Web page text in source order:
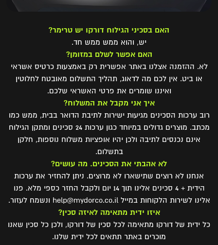
האם בסכיני הגילוח דורקו יש טרימר?
יש, והוא ממש ממש חד.
האם אפשר לשלם במזומן?
לא. ההזמנה אצלנו באתר אפשרית רק באמצעות כרטיס אשראי
או ביט. אין לכם מה לדאוג, תהליך התשלום מאובטח לחלוטין
ואיננו שומרים את פרטי האשראי שלכם.
איך אני מקבל את המשלוח?
רוב ערכות הסכינים מגיעות ישירות לתיבת הדואר בבית, ממש כמו
מכתב. מוצרים גדולים במיוחד כגון ערכות 24 סכינים ומתקן הגילוח
אינם נכנסים לתיבה ולכן יהיו אופציות משלוח נוספות, חלקן
בתשלום.
לא אהבתי את הסכינים. מה עושים?
אנחנו לא רוצים שתישארו לא מרוצים. ניתן להחזיר את ערכות
הידית + 4 סכינים אלינו תוך 14 יום ולקבל החזר כספי מלא. פנו
אלינו לשירות הלקוחות במייל help@mydorco.co.il ונשמח לעזור.
איזו ידית מתאימה לאיזה סכין?
כל ידית של דורקו מתאימה לכל סכין של דורקו, ולכן כל סכין שאנו
מוכרים באתר תתאים לכל ידית שלנו.